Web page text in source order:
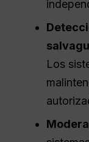
Los